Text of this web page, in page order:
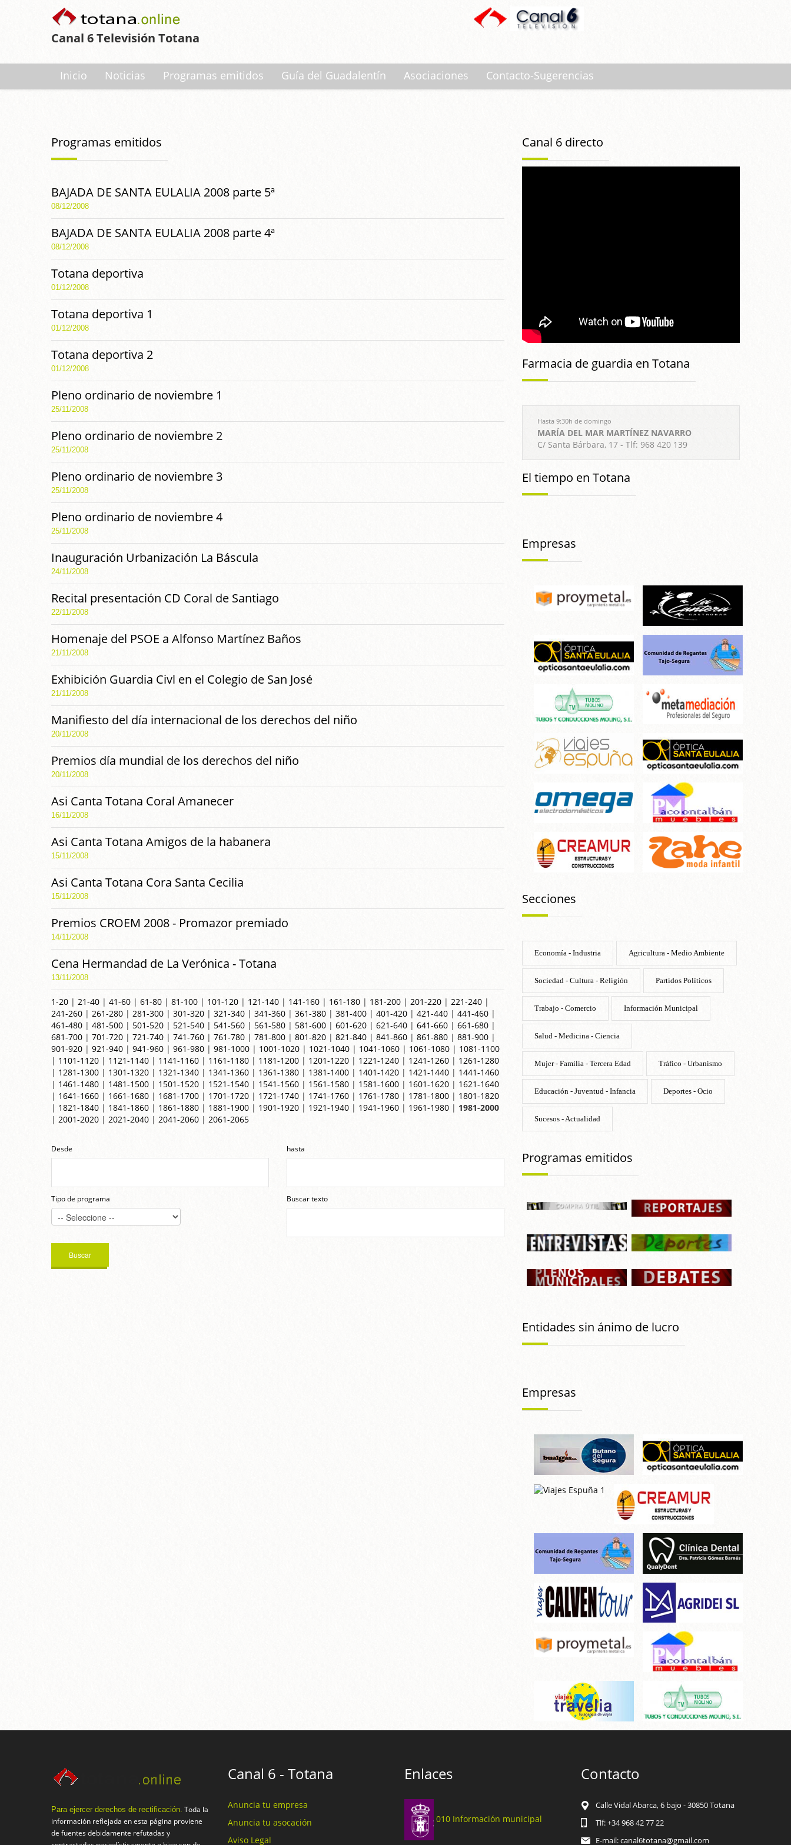
Canal 6 Televisión Totana
Inicio Noticias Programas emitidos Guía del Guadalentín Asociaciones Contacto-Sugerencias
Programas emitidos
BAJADA DE SANTA EULALIA 2008 parte 5ª
08/12/2008
BAJADA DE SANTA EULALIA 2008 parte 4ª
08/12/2008
Totana deportiva
01/12/2008
Totana deportiva 1
01/12/2008
Totana deportiva 2
01/12/2008
Pleno ordinario de noviembre 1
25/11/2008
Pleno ordinario de noviembre 2
25/11/2008
Pleno ordinario de noviembre 3
25/11/2008
Pleno ordinario de noviembre 4
25/11/2008
Inauguración Urbanización La Báscula
24/11/2008
Recital presentación CD Coral de Santiago
22/11/2008
Homenaje del PSOE a Alfonso Martínez Baños
21/11/2008
Exhibición Guardia Civl en el Colegio de San José
21/11/2008
Manifiesto del día internacional de los derechos del niño
20/11/2008
Premios día mundial de los derechos del niño
20/11/2008
Asi Canta Totana Coral Amanecer
16/11/2008
Asi Canta Totana Amigos de la habanera
15/11/2008
Asi Canta Totana Cora Santa Cecilia
15/11/2008
Premios CROEM 2008 - Promazor premiado
14/11/2008
Cena Hermandad de La Verónica - Totana
13/11/2008
1-20 | 21-40 | 41-60 | 61-80 | 81-100 | 101-120 | 121-140 | 141-160 | 161-180 | 181-200 | 201-220 | 221-240 |
241-260 | 261-280 | 281-300 | 301-320 | 321-340 | 341-360 | 361-380 | 381-400 | 401-420 | 421-440 | 441-460 |
461-480 | 481-500 | 501-520 | 521-540 | 541-560 | 561-580 | 581-600 | 601-620 | 621-640 | 641-660 | 661-680 |
681-700 | 701-720 | 721-740 | 741-760 | 761-780 | 781-800 | 801-820 | 821-840 | 841-860 | 861-880 | 881-900 |
901-920 | 921-940 | 941-960 | 961-980 | 981-1000 | 1001-1020 | 1021-1040 | 1041-1060 | 1061-1080 | 1081-1100
| 1101-1120 | 1121-1140 | 1141-1160 | 1161-1180 | 1181-1200 | 1201-1220 | 1221-1240 | 1241-1260 | 1261-1280
| 1281-1300 | 1301-1320 | 1321-1340 | 1341-1360 | 1361-1380 | 1381-1400 | 1401-1420 | 1421-1440 | 1441-1460
| 1461-1480 | 1481-1500 | 1501-1520 | 1521-1540 | 1541-1560 | 1561-1580 | 1581-1600 | 1601-1620 | 1621-1640
| 1641-1660 | 1661-1680 | 1681-1700 | 1701-1720 | 1721-1740 | 1741-1760 | 1761-1780 | 1781-1800 | 1801-1820
| 1821-1840 | 1841-1860 | 1861-1880 | 1881-1900 | 1901-1920 | 1921-1940 | 1941-1960 | 1961-1980 | 1981-2000
| 2001-2020 | 2021-2040 | 2041-2060 | 2061-2065
Desde
Tipo de programa
hasta
Buscar texto
Canal 6 directo
Farmacia de guardia en Totana
Hasta 9:30h de domingo
MARÍA DEL MAR MARTÍNEZ NAVARRO
C/ Santa Bárbara, 17 - Tlf: 968 420 139
El tiempo en Totana
Empresas
Secciones
Economía - Industria Agricultura - Medio Ambiente
Sociedad - Cultura - Religión Partidos Políticos
Trabajo - Comercio Información Municipal
Salud - Medicina - Ciencia
Mujer - Familia - Tercera Edad Tráfico - Urbanismo
Educación - Juventud - Infancia Deportes - Ocio
Sucesos - Actualidad
Programas emitidos
Entidades sin ánimo de lucro
Empresas
Para ejercer derechos de rectificación. Toda la
información reflejada en esta página proviene
de fuentes debidamente refutadas y
Canal 6 - Totana
Anuncia tu empresa
Anuncia tu asocación
Aviso Legal
Enlaces
010 Información municipal
Contacto
Calle Vidal Abarca, 6 bajo - 30850 Totana
Tlf: +34 968 42 77 22
E-mail: canal6totana@gmail.com